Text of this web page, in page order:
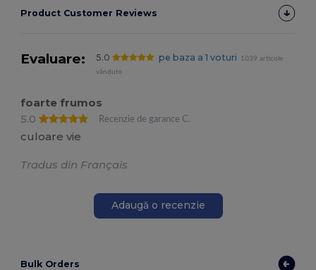
Product Customer Reviews
Evaluare: 5.0 pe baza a 1 voturi
1039 articole
vândute
foarte frumos
5.0
Recenzie de garance C.
culoare vie
Tradus din Français
Adaugă o recenzie
Bulk Orders